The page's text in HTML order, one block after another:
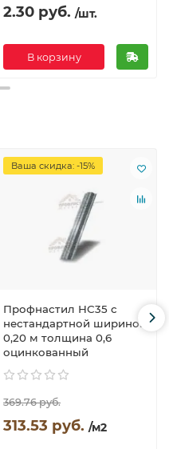
2.30 руб. /шт.
В корзину
Ваша скидка: -15%
Профнастил НС35 с
нестандартной шириной
0,20 м толщина 0,6
оцинкованный
369.76 руб.
313.53 руб. /м2